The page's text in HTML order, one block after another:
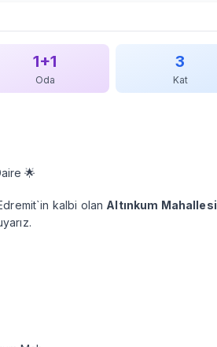
1+1
Oda
3
Kat
🌟
kalbi olan Altınkum Mahallesi